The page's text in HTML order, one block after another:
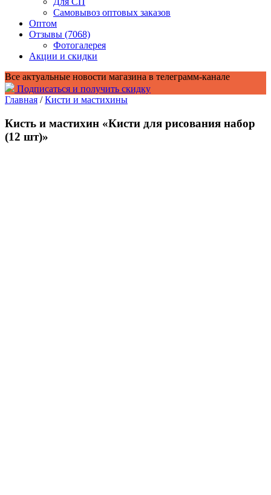
Самовывоз оптовых заказов
Оптом
Отзывы (7068)
Фотогалерея
Акции и скидки
Все актуальные новости магазина в телеграмм-канале
Подписаться и получить скидку
Главная /Кисти и мастихины
Кисть и мастихин «Кисти для рисования набор
(12 шт)»